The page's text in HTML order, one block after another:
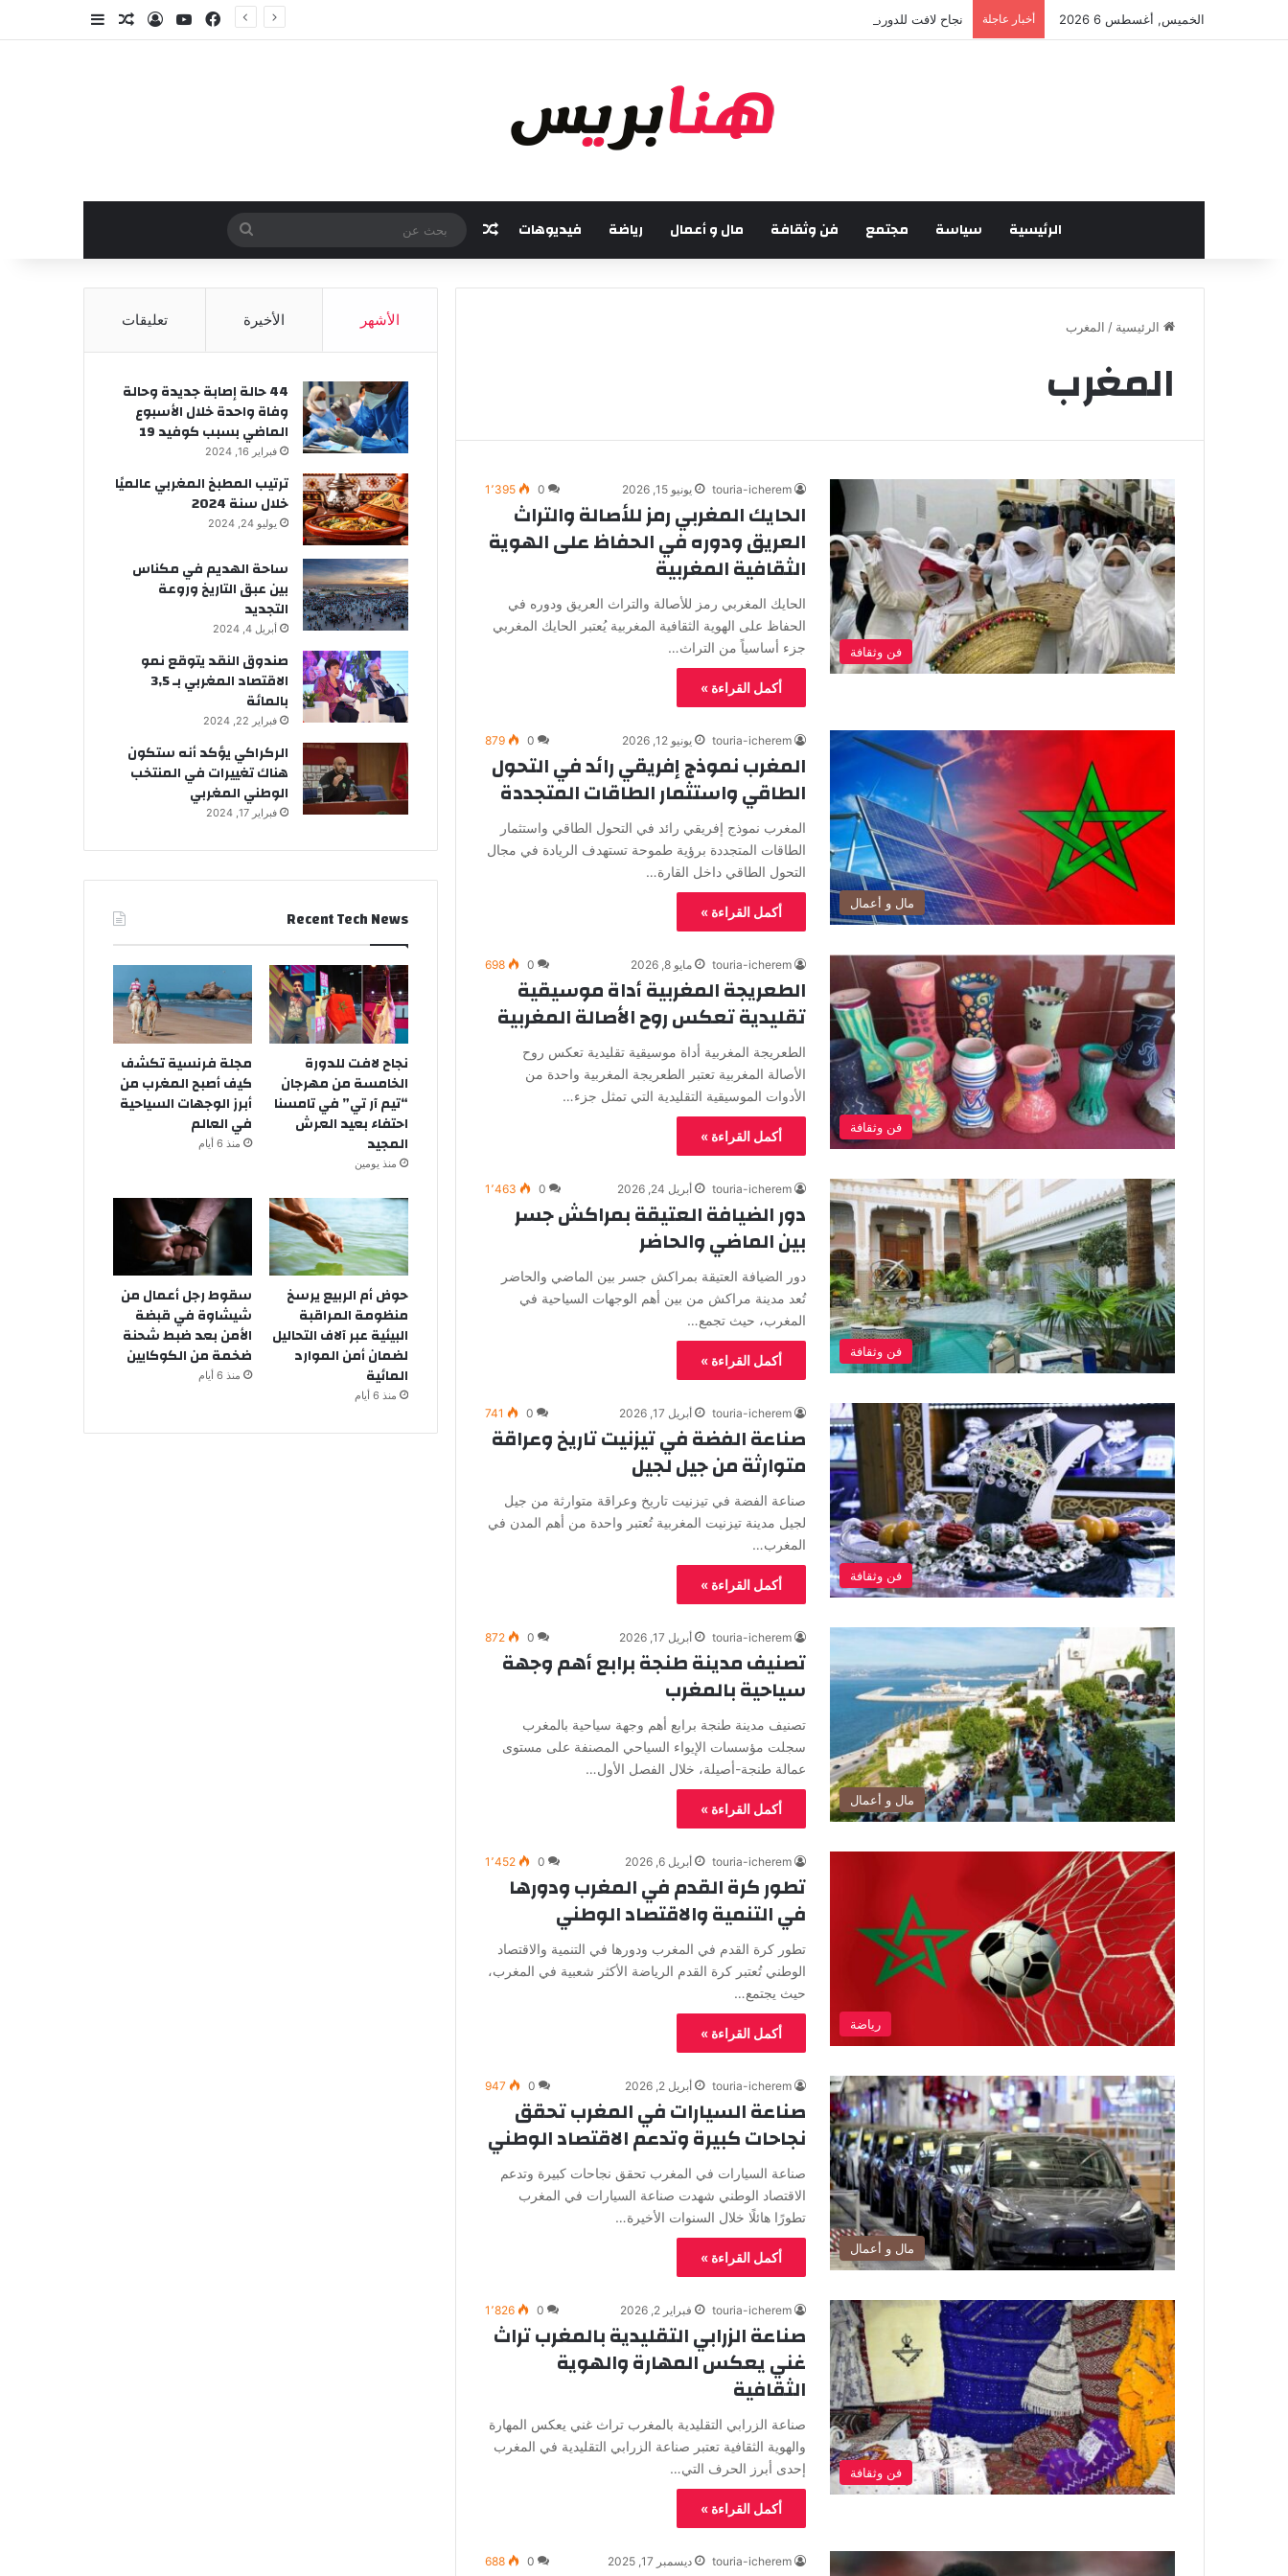
الخميس, أغسطس 6 2026 أخبار عاجلة نجاح لافت للدورة الخامسة من مهرجان “تيم آر تي” في تامسنا احتفاء بعيد العرش المجيد فيسبوك‫YouTubeتسجيل الدخول
مقال عشوائي
الرئيسية سياسة مجتمع فن وثقافة مال و أعمال رياضة فيديوهات مقال عشوائي
عن
الرئيسية / المغرب
المغرب
فن وثقافة
touria-icherem يونيو 15, 2026 0 1٬395
الحايك المغربي رمز للأصالة والتراث
العريق ودوره في الحفاظ على الهوية
الثقافية المغربية
الحايك المغربي رمز للأصالة والتراث العريق ودوره في
الحفاظ على الهوية الثقافية المغربية يُعتبر الحايك المغربي
جزء أساسياً من التراث…
أكمل القراءة »
مال و أعمال
touria-icherem يونيو 12, 2026 0
879
المغرب نموذج إفريقي رائد في التحول
الطاقي واستثمار الطاقات المتجددة
المغرب نموذج إفريقي رائد في التحول الطاقي واستثمار
الطاقات المتجددة برؤية طموحة تستهدف الريادة في مجال
التحول الطاقي داخل القارة…
أكمل القراءة »
فن وثقافة
touria-icherem مايو 8, 2026 0
698
الطعريجة المغربية أداة موسيقية
تقليدية تعكس روح الأصالة المغربية
الطعريجة المغربية أداة موسيقية تقليدية تعكس روح
الأصالة المغربية تعتبر الطعريجة المغربية واحدة من
الأدوات الموسيقية التقليدية التي تمثل جزء…
أكمل القراءة »
فن وثقافة
touria-icherem أبريل 24, 2026 0 1٬463
دور الضيافة العتيقة بمراكش جسر
بين الماضي والحاضر
دور الضيافة العتيقة بمراكش جسر بين الماضي والحاضر
تُعد مدينة مراكش من بين أهم الوجهات السياحية في
المغرب، حيث تجمع…
أكمل القراءة »
فن وثقافة
touria-icherem أبريل 17, 2026 0
741
صناعة الفضة في تيزنيت تاريخ وعراقة
متوارثة من جيل لجيل
صناعة الفضة في تيزنيت تاريخ وعراقة متوارثة من جيل
لجيل مدينة تيزنيت المغربية تُعتبر واحدة من أهم المدن في
المغرب…
أكمل القراءة »
مال و أعمال
touria-icherem أبريل 17, 2026 0
872
تصنيف مدينة طنجة برابع أهم وجهة
سياحية بالمغرب
تصنيف مدينة طنجة برابع أهم وجهة سياحية بالمغرب
سجلت مؤسسات الإيواء السياحي المصنفة على مستوى
عمالة طنجة-أصيلة، خلال الفصل الأول…
أكمل القراءة »
رياضة
touria-icherem أبريل 6, 2026 0 1٬452
تطور كرة القدم في المغرب ودورها
في التنمية والاقتصاد الوطني
تطور كرة القدم في المغرب ودورها في التنمية والاقتصاد
الوطني تُعتبر كرة القدم الرياضة الأكثر شعبية في المغرب،
حيث يجتمع…
أكمل القراءة »
مال و أعمال
touria-icherem أبريل 2, 2026 0
947
صناعة السيارات في المغرب تحقق
نجاحات كبيرة وتدعم الاقتصاد الوطني
صناعة السيارات في المغرب تحقق نجاحات كبيرة وتدعم
الاقتصاد الوطني شهدت صناعة السيارات في المغرب
تطورًا هائلًا خلال السنوات الأخيرة…
أكمل القراءة »
فن وثقافة
touria-icherem فبراير 2, 2026 0 1٬826
صناعة الزرابي التقليدية بالمغرب تراث
غني يعكس المهارة والهوية
الثقافية
صناعة الزرابي التقليدية بالمغرب تراث غني يعكس المهارة
والهوية الثقافية تعتبر صناعة الزرابي التقليدية في المغرب
إحدى أبرز الحرف التي…
أكمل القراءة »
touria-icherem ديسمبر 17, 2025 0
688
الأشهر الأخيرة تعليقات
44 حالة إصابة جديدة وحالة
وفاة واحدة خلال الأسبوع
الماضي بسبب كوفيد 19
فبراير 16, 2024
ترتيب المطبخ المغربي عالميًا
خلال سنة 2024
يوليو 24, 2024
ساحة الهديم في مكناس
بين عبق التاريخ وروعة
التجديد
أبريل 4, 2024
صندوق النقد يتوقع نمو
الاقتصاد المغربي بـ 3,5
بالمائة
فبراير 22, 2024
الركراكي يؤكد أنه ستكون
هناك تغييرات في المنتخب
الوطني المغربي
فبراير 17, 2024
Recent Tech News
نجاح لافت للدورة
الخامسة من مهرجان
“تيم آر تي” في تامسنا
احتفاء بعيد العرش
المجيد
منذ يومين
مجلة فرنسية تكشف
كيف أصبح المغرب من
أبرز الوجهات السياحية
في العالم
منذ 6 أيام
حوض أم الربيع يرسخ
منظومة المراقبة
البيئية عبر آلاف التحاليل
لضمان أمن الموارد
المائية
منذ 6 أيام
سقوط رجل أعمال من
شيشاوة في قبضة
الأمن بعد ضبط شحنة
ضخمة من الكوكايين
منذ 6 أيام